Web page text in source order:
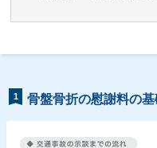
1 骨盤骨折の慰謝料の